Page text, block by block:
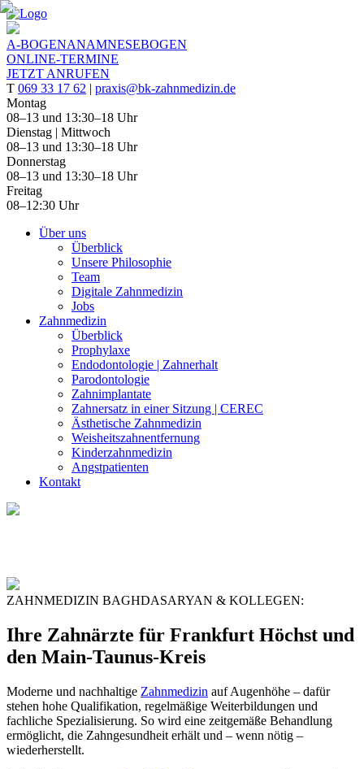
A-BOGENANAMNESEBOGEN
ONLINE-TERMINE
JETZT ANRUFEN
T 069 33 17 62 | praxis@bk-zahnmedizin.de
Montag
08–13 und 13:30–18 Uhr
Dienstag | Mittwoch
08–13 und 13:30–18 Uhr
Donnerstag
08–13 und 13:30–18 Uhr
Freitag
08–12:30 Uhr
Über uns
Überblick
Unsere Philosophie
Team
Digitale Zahnmedizin
Jobs
Zahnmedizin
Überblick
Prophylaxe
Endodontologie | Zahnerhalt
Parodontologie
Zahnimplantate
Zahnersatz in einer Sitzung | CEREC
Ästhetische Zahnmedizin
Weisheitszahn­entfernung
Kinder­zahnmedizin
Angst­patienten
Kontakt
ZAHNMEDIZIN BAGHDASARYAN & KOLLEGEN:
Ihre Zahnärzte für Frankfurt Höchst und
den Main-Taunus-Kreis
Moderne und nachhaltige Zahnmedizin auf Augenhöhe – dafür
stehen hohe Qualifikation, regelmäßige Weiterbildungen und
fachliche Spezialisierung. So wird eine zeitgemäße Behandlung
ermöglicht, die Zahngesundheit erhält und – wenn nötig –
wiederherstellt.